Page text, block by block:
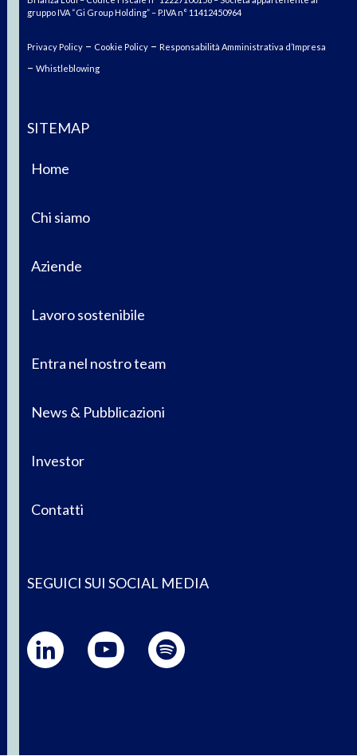
gruppo IVA “Gi Group Holding” – P.IVA n° 11412450964
Privacy Policy– Cookie Policy– Responsabilità Amministrativa d’Impresa
– Whistleblowing
SITEMAP
Home
Chi siamo
Aziende
Lavoro sostenibile
Entra nel nostro team
News & Pubblicazioni
Investor
Contatti
SEGUICI SUI SOCIAL MEDIA